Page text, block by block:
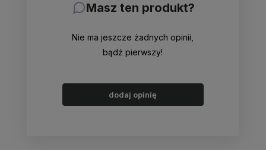
Masz ten produkt?
Nie ma jeszcze żadnych opinii,
bądź pierwszy!
dodaj opinię